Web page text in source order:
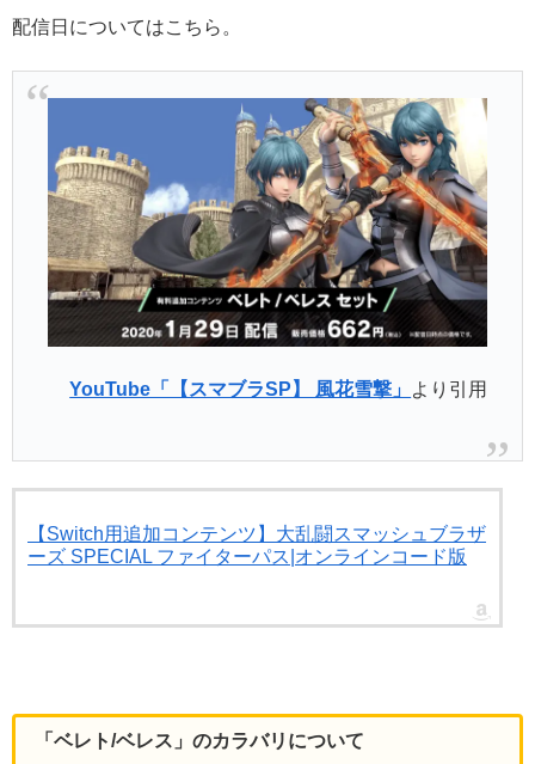
配信日についてはこちら。
YouTube「【スマブラSP】 風花雪撃」 より引用
【Switch用追加コンテンツ】大乱闘スマッシュブラザ
ーズ SPECIAL ファイターパス|オンラインコード版
「ベレト/ベレス」のカラバリについて